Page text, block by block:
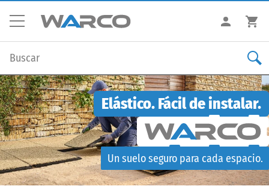
Elástico. Fácil de instalar.
Un suelo seguro para cada espacio.